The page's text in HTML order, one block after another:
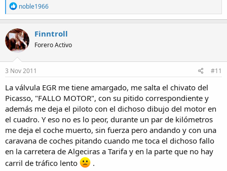
R
e
a
c
t
i
o
n
s
noble1966
Finntroll
Forero Activo
3 Nov 2011 #11
La válvula EGR me tiene amargado, me salta el chivato del
Picasso, "FALLO MOTOR", con su pitido correspondiente y
además me deja el piloto con el dichoso dibujo del motor en
el cuadro. Y eso no es lo peor, durante un par de kilómetros
me deja el coche muerto, sin fuerza pero andando y con una
caravana de coches pitando cuando me toca el dichoso fallo
en la carretera de Algeciras a Tarifa y en la parte que no hay
carril de tráfico lento
.